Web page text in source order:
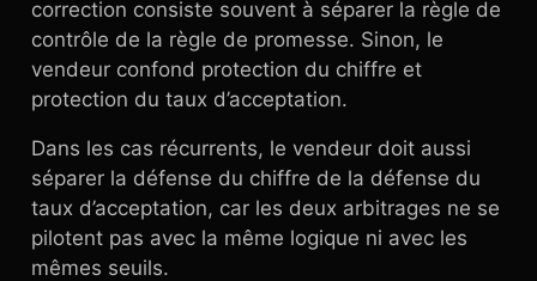
correction consiste souvent à séparer la règle de
contrôle de la règle de promesse. Sinon, le
vendeur confond protection du chiffre et
protection du taux d’acceptation.
Dans les cas récurrents, le vendeur doit aussi
séparer la défense du chiffre de la défense du
taux d’acceptation, car les deux arbitrages ne se
pilotent pas avec la même logique ni avec les
mêmes seuils.